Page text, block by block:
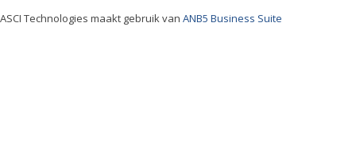
ASCI Technologies maakt gebruik van ANB5 Business Suite